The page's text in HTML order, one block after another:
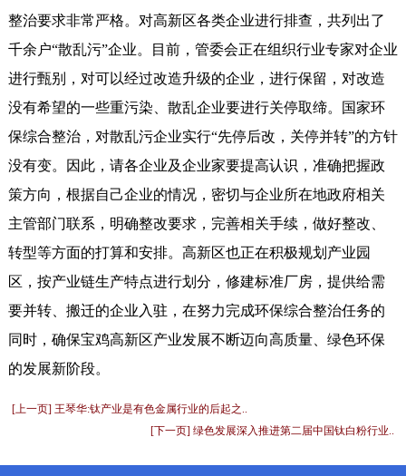
整治要求非常严格。对高新区各类企业进行排查，共列出了
千余户“散乱污”企业。目前，管委会正在组织行业专家对企业
进行甄别，对可以经过改造升级的企业，进行保留，对改造
没有希望的一些重污染、散乱企业要进行关停取缔。国家环
保综合整治，对散乱污企业实行“先停后改，关停并转”的方针
没有变。因此，请各企业及企业家要提高认识，准确把握政
策方向，根据自己企业的情况，密切与企业所在地政府相关
主管部门联系，明确整改要求，完善相关手续，做好整改、
转型等方面的打算和安排。高新区也正在积极规划产业园
区，按产业链生产特点进行划分，修建标准厂房，提供给需
要并转、搬迁的企业入驻，在努力完成环保综合整治任务的
同时，确保宝鸡高新区产业发展不断迈向高质量、绿色环保
的发展新阶段。
[上一页] 王琴华:钛产业是有色金属行业的后起之..
[下一页] 绿色发展深入推进第二届中国钛白粉行业..